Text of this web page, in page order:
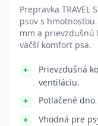
Prepravka TRAVEL
psov s hmotnosťou
mm a prievzdušnú
väčší komfort psa.
Prievzdušná
ventiláciu.
Potlačené
Vhodná pre